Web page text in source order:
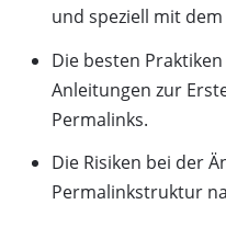
und speziell mit dem
Die besten
Anleitungen zur
Permalinks.
Die Risiken bei der
Permalinkstruktur